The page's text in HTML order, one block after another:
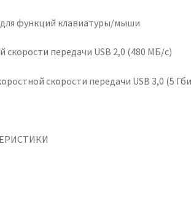
для функций клавиатуры/мыши
скорости передачи USB 2,0 (480 МБ/с)
скорости передачи USB 3,0 (5